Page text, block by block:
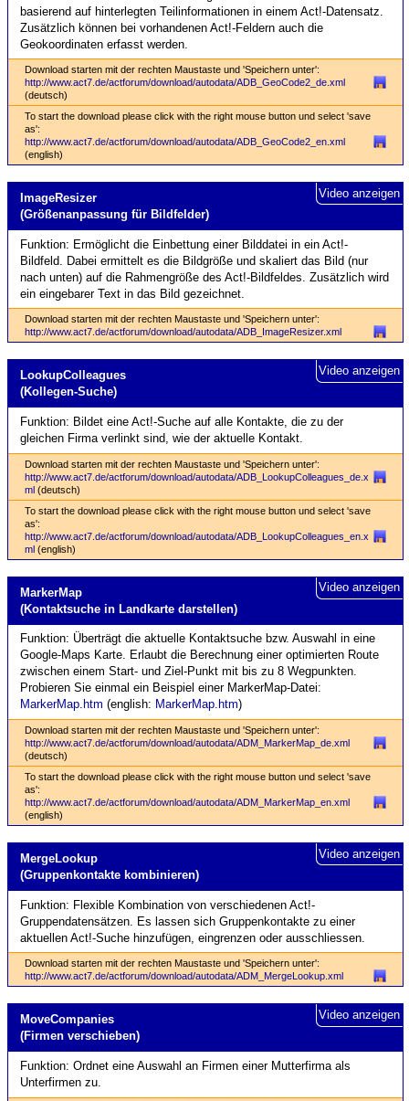
basierend auf hinterlegten Teilinformationen in einem Act!-Datensatz.
Zusätzlich können bei vorhandenen Act!-Feldern auch die
Geokoordinaten erfasst werden.
Download starten mit der rechten Maustaste und 'Speichern unter':
http://www.act7.de/actforum/download/autodata/ADB_GeoCode2_de.xml
(deutsch)
To start the download please click with the right mouse button und select 'save
as':
http://www.act7.de/actforum/download/autodata/ADB_GeoCode2_en.xml
(english)
Video anzeigen
Image­Resizer
(Größenan­passung für Bild­felder)
Funktion: Ermöglicht die Einbettung einer Bilddatei in ein Act!-
Bildfeld. Dabei ermittelt es die Bildgröße und skaliert das Bild (nur
nach unten) auf die Rahmengröße des Act!-Bildfeldes. Zusätzlich wird
ein eingebarer Text in das Bild gezeichnet.
Download starten mit der rechten Maustaste und 'Speichern unter':
http://www.act7.de/actforum/download/autodata/ADB_ImageResizer.xml
Video anzeigen
Lookup­Colleagues
(Kollegen-Suche)
Funktion: Bildet eine Act!-Suche auf alle Kontakte, die zu der
gleichen Firma verlinkt sind, wie der aktuelle Kontakt.
Download starten mit der rechten Maustaste und 'Speichern unter':
http://www.act7.de/actforum/download/autodata/ADB_LookupColleagues_de.x
ml (deutsch)
To start the download please click with the right mouse button und select 'save
as':
http://www.act7.de/actforum/download/autodata/ADB_LookupColleagues_en.x
ml (english)
Video anzeigen
MarkerMap
(Kontakt­suche in Land­karte darstellen)
Funktion: Überträgt die aktuelle Kontaktsuche bzw. Auswahl in eine
Google-Maps Karte. Erlaubt die Berechnung einer optimierten Route
zwischen einem Start- und Ziel-Punkt mit bis zu 8 Wegpunkten.
Probieren Sie einmal ein Beispiel einer MarkerMap-Datei:
MarkerMap.htm (english: MarkerMap.htm)
Download starten mit der rechten Maustaste und 'Speichern unter':
http://www.act7.de/actforum/download/autodata/ADM_MarkerMap_de.xml
(deutsch)
To start the download please click with the right mouse button und select 'save
as':
http://www.act7.de/actforum/download/autodata/ADM_MarkerMap_en.xml
(english)
Video anzeigen
MergeLookup
(Gruppenkontakte kombinieren)
Funktion: Flexible Kombination von verschiedenen Act!-
Gruppendatensätzen. Es lassen sich Gruppenkontakte zu einer
aktuellen Act!-Suche hinzufügen, eingrenzen oder ausschliessen.
Download starten mit der rechten Maustaste und 'Speichern unter':
http://www.act7.de/actforum/download/autodata/ADM_MergeLookup.xml
Video anzeigen
Move­Companies
(Firmen verschieben)
Funktion: Ordnet eine Auswahl an Firmen einer Mutterfirma als
Unterfirmen zu.